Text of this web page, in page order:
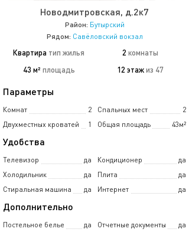
Новодмитровская, д.2к7
Район: Бутырский
Рядом: Савёловский вокзал
Квартира тип жилья 2 комнаты
43 м² площадь 12 этажиз 47
Параметры
Комнат 2 Спальных мест
2
Двухместных кроватей
1 Общая площадь 43м²
Удобства
Телевизор да Кондиционер
да
Холодильник
да Плита
да
Стиральная машина
да Интернет да
Дополнительно
Постельное белье да Отчетные документы
да